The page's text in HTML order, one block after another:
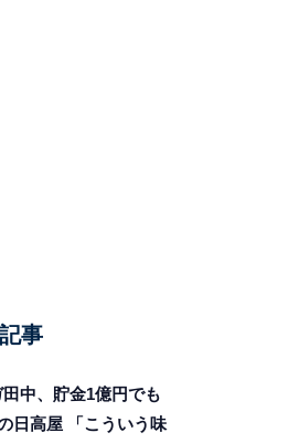
事
中、貯金1億円でも
日高屋 「こういう味